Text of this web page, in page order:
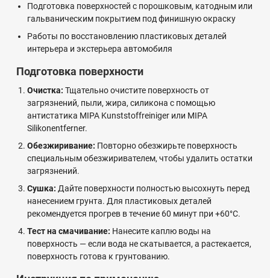
Подготовка поверхностей с порошковым, катодным или
гальваническим покрытием под финишную окраску
Работы по восстановлению пластиковых деталей
интерьера и экстерьера автомобиля
Подготовка поверхности
Очистка: Тщательно очистите поверхность от
загрязнений, пыли, жира, силикона с помощью
антистатика MIPA Kunststoffreiniger или MIPA
Silikonentferner.
Обезжиривание: Повторно обезжирьте поверхность
специальным обезжиривателем, чтобы удалить остатки
загрязнений.
Сушка: Дайте поверхности полностью высохнуть перед
нанесением грунта. Для пластиковых деталей
рекомендуется прогрев в течение 60 минут при +60°C.
Тест на смачивание: Нанесите каплю воды на
поверхность — если вода не скатывается, а растекается,
поверхность готова к грунтованию.